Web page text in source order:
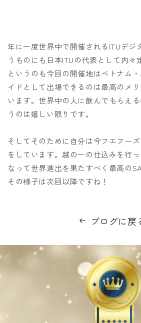
年に一度世界中で開催されるITUデジ
うものにも日本ITUの代表として内々
というのも今回の開催地はベトナム
イドとして出場できるのは最高のメ
います。世界中の人に飲んでもらえ
うのは嬉しい限りです。
そしてそのために自分は今フエフー
をしています。越の一の仕込みを行
なって世界進出を果たすべく最高の
その様子は次回以降ですね！
ブログに戻